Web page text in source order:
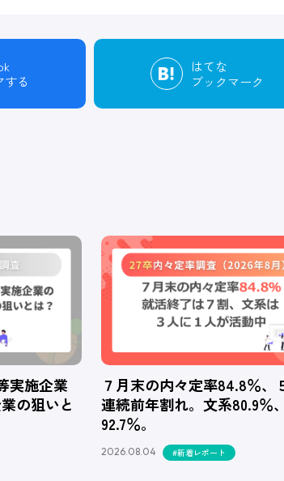
する
はてな
ブックマーク
実施企業
の狙いと
７月末の内々定率84.8％、
連続前年割れ。文系80.9％
92.7％。
2026.08.04 #新着レポート